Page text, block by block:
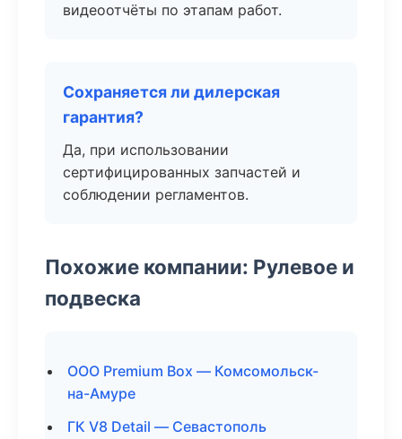
видеоотчёты по этапам работ.
Сохраняется ли дилерская
гарантия?
Да, при использовании
сертифицированных запчастей и
соблюдении регламентов.
Похожие компании: Рулевое и
подвеска
ООО Premium Box — Комсомольск-
на-Амуре
ГК V8 Detail — Севастополь